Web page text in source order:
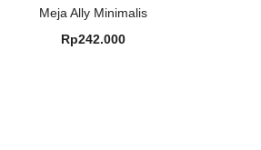
Meja Ally Minimalis
Rp242.000